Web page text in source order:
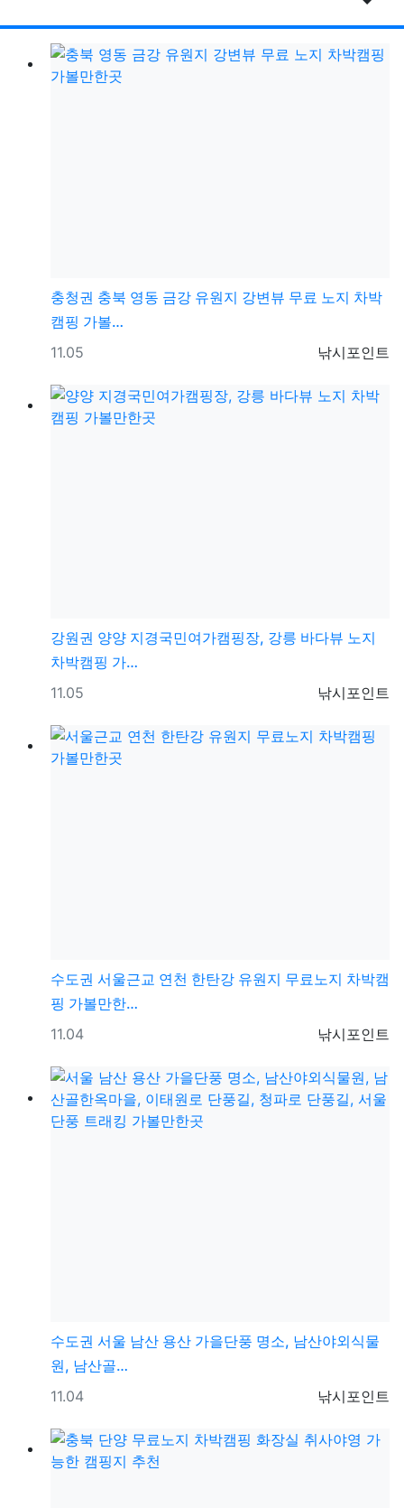
충청권 충북 영동 금강 유원지 강변뷰 무료 노지 차박
캠핑 가볼…
등록자
낚시포인트
등록일
11.05
강원권 양양 지경국민여가캠핑장, 강릉 바다뷰 노지
차박캠핑 가…
등록자
낚시포인트
등록일
11.05
수도권 서울근교 연천 한탄강 유원지 무료노지 차박캠
핑 가볼만한…
등록자
낚시포인트
등록일
11.04
수도권 서울 남산 용산 가을단풍 명소, 남산야외식물
원, 남산골…
등록자
낚시포인트
등록일
11.04